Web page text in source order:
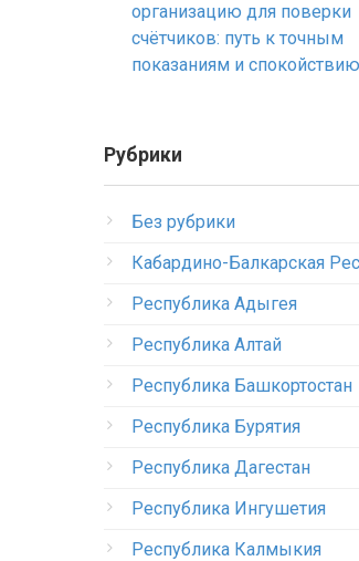
организацию для поверки
счётчиков: путь к точным
показаниям и
Рубрики
Без рубрики
Кабардино-Балкарская
Республика Адыгея
Республика Алтай
Республика Башкортостан
Республика Бурятия
Республика Дагестан
Республика Ингушетия
Республика Калмыкия